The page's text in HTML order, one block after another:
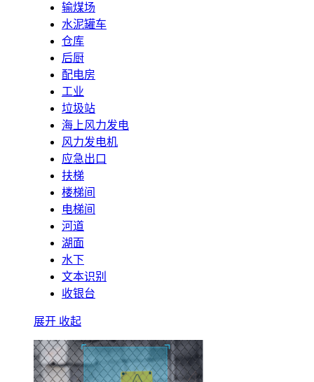
输煤场
水泥罐车
仓库
后厨
配电房
工业
垃圾站
海上风力发电
风力发电机
应急出口
扶梯
楼梯间
电梯间
河道
湖面
水下
文本识别
收银台
展开 收起